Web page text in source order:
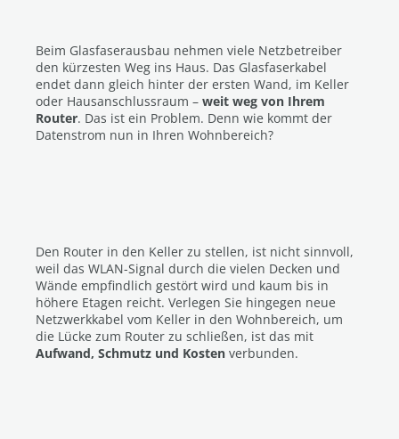
Beim Glasfaserausbau nehmen viele Netzbetreiber
den kürzesten Weg ins Haus. Das Glasfaserkabel
endet dann gleich hinter der ersten Wand, im Keller
oder Hausanschlussraum – weit weg von Ihrem
Router. Das ist ein Problem. Denn wie kommt der
Datenstrom nun in Ihren Wohnbereich?
Den Router in den Keller zu stellen, ist nicht sinnvoll,
weil das WLAN-Signal durch die vielen Decken und
Wände empfindlich gestört wird und kaum bis in
höhere Etagen reicht. Verlegen Sie hingegen neue
Netzwerkkabel vom Keller in den Wohnbereich, um
die Lücke zum Router zu schließen, ist das mit
Aufwand, Schmutz und Kosten verbunden.